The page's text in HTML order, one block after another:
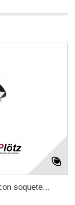
soquete...